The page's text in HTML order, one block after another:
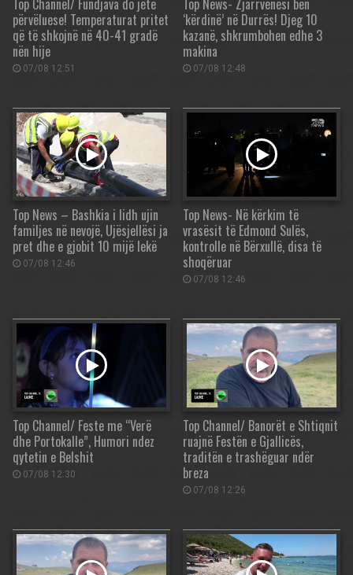
përvëluese! Temperaturat pritet
që të shkojnë në 40-41 gradë
nën hije
07/08 12:51
‘kërdinë’ në Durrës! Djeg 10
kazanë, shkrumbohen edhe 3
makina
07/08 12:48
Top News – Bashkia i lidh ujin
familjes në nevojë, Ujësjellësi ja
pret dhe e gjobit 10 mijë lekë
07/08 12:46
Top News- Në kërkim të
vrasësit të Edmond Sulës,
kontrolle në Bërxullë, disa të
shoqëruar
07/08 12:46
Top Channel/ Feste me “Verë
dhe Portokalle”, Humori ndez
qytetin e Belshit
07/08 12:30
Top Channel/ Banorët e Shtiqnit
ruajnë Festën e Gjallicës,
traditën e trashëguar ndër
breza
07/08 12:26